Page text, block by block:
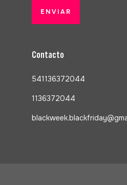
Contacto
541136372044
1136372044